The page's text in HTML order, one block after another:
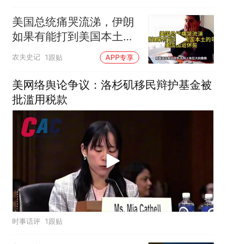
美国总统痛哭流涕，伊朗
如果有能打到美国本土导
弹，美国国运休矣
农夫史记 1跟贴 APP专享
美网络舆论争议：洛杉矶移民辩护基金被
批滥用税款
时事话评 1跟贴